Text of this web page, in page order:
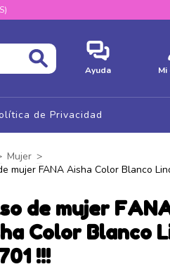
Ayuda Mi
de Privacidad
Mujer >
mujer FANA Aisha Color Blanco
de mujer
Color Blanco
!!!